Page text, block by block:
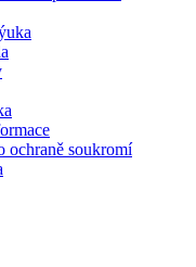
ochraně soukromí